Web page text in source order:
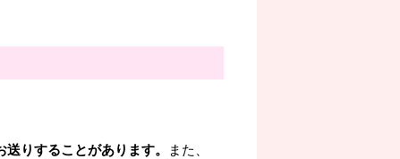
りすることがあります。 また、